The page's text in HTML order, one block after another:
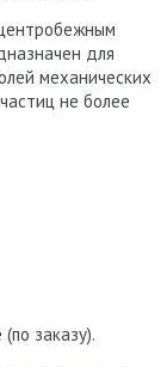
для
механических
не более
заказу).